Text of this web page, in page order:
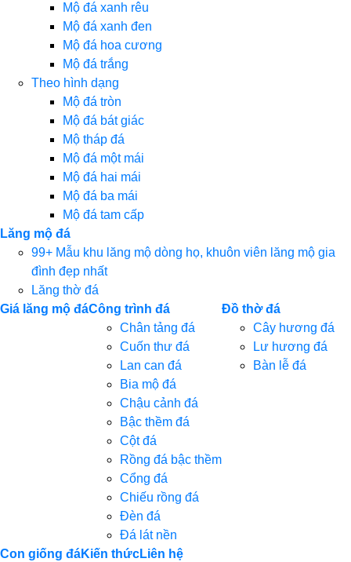
Mộ đá xanh rêu
Mộ đá xanh đen
Mộ đá hoa cương
Mộ đá trắng
Theo hình dạng
Mộ đá tròn
Mộ đá bát giác
Mộ tháp đá
Mộ đá một mái
Mộ đá hai mái
Mộ đá ba mái
Mộ đá tam cấp
Lăng mộ đá
99+ Mẫu khu lăng mộ dòng họ, khuôn viên lăng mộ gia
đình đẹp nhất
Lăng thờ đá
Giá lăng mộ đáCông trình đá
Chân tảng đá
Cuốn thư đá
Lan can đá
Bia mộ đá
Chậu cảnh đá
Bậc thềm đá
Cột đá
Rồng đá bậc thềm
Cổng đá
Chiếu rồng đá
Đèn đá
Đá lát nền
Đồ thờ đá
Cây hương đá
Lư hương đá
Bàn lễ đá
Con giống đáKiến thứcLiên hệ